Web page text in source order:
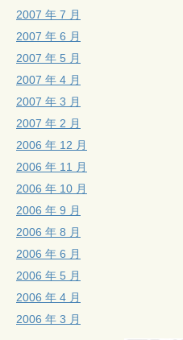
2007 年 7 月
2007 年 6 月
2007 年 5 月
2007 年 4 月
2007 年 3 月
2007 年 2 月
2006 年 12 月
2006 年 11 月
2006 年 10 月
2006 年 9 月
2006 年 8 月
2006 年 6 月
2006 年 5 月
2006 年 4 月
2006 年 3 月